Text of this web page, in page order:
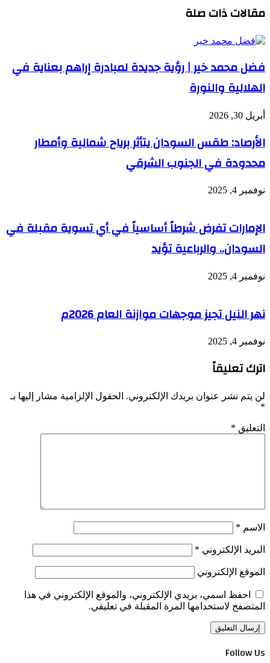
مقالات ذات صلة
فضل محمد خير | رؤية جديدة لمبادرة إراهم بعناية في
الهلالية والنورة
أبريل 30, 2026
الأرصاد: طقس السودان يتأثر برياح شمالية وأمطار
محدودة في الجنوب الشرقي
نوفمبر 4, 2025
الإمارات تفرض شرطاً أساسياً في أي تسوية مقبلة في
السودان.. والرباعية تؤيد
نوفمبر 4, 2025
نهر النيل تجيز موجهات موازنة العام 2026م
نوفمبر 4, 2025
اترك تعليقاً
لن يتم نشر عنوان بريدك الإلكتروني. الحقول الإلزامية مشار إليها بـ
*
التعليق *
الاسم *
البريد الإلكتروني *
الموقع الإلكتروني
احفظ اسمي، بريدي الإلكتروني، والموقع الإلكتروني في هذا
المتصفح لاستخدامها المرة المقبلة في تعليقي.
Follow Us